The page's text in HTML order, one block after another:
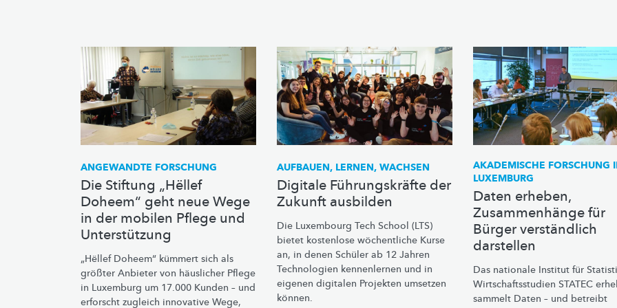
ANGEWANDTE FORSCHUNG
Die Stiftung „Hëllef
Doheem“ geht neue Wege
in der mobilen Pflege und
Unterstützung
„Hëllef Doheem“ kümmert sich als
größter Anbieter von häuslicher Pflege
in Luxemburg um 17.000 Kunden – und
erforscht zugleich innovative Wege,
AUFBAUEN, LERNEN, WACHSEN
Digitale Führungskräfte der
Zukunft ausbilden
Die Luxembourg Tech School (LTS)
bietet kostenlose wöchentliche Kurse
an, in denen Schüler ab 12 Jahren
Technologien kennenlernen und in
eigenen digitalen Projekten umsetzen
können.
AKADEMISCHE FORSCHUNG
LUXEMBURG
Daten erheben,
Zusammenhänge für
Bürger verständlich
darstellen
Das nationale Institut für
Wirtschaftsstudien STATEC
sammelt Daten – und betreibt